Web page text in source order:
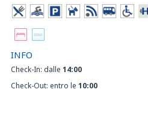
INFO
Check-In: dalle 14:00
Check-Out: entro le 10:00